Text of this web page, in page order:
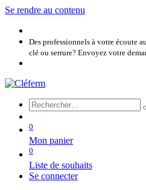
Se rendre au contenu
Des professionnels à votre écoute
clé ou serrure? Envoyez votre
0
Mon panier
0
Liste de souhaits
Se connecter